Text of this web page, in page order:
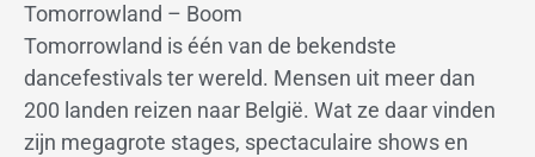
Tomorrowland – Boom
Tomorrowland is één van de bekendste
dancefestivals ter wereld. Mensen uit meer dan
200 landen reizen naar België. Wat ze daar vinden
zijn megagrote stages, spectaculaire shows en